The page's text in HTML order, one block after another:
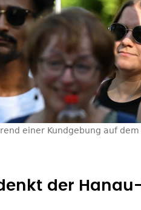
einer Kundgebung auf
der